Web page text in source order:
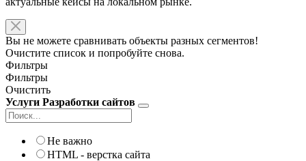
Вы не можете сравнивать объекты разных сегментов!
Очистите список и попробуйте снова.
Фильтры
Фильтры
Очистить
Услуги Разработки сайтов
Не важно
HTML - верстка сайта